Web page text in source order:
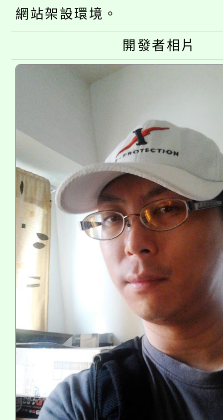
程，歡迎學生輔導中心
心理、諮商輔導、社會
系所師生報名參加。
縣市「校園短影音徵選
門員」簡章及活動海報
踴躍報名參加。
桃園市115學年度學生
「桃園市補助參觀特色
展演活動實施計畫」
115年度「教育部表揚
義教育推展貢獻獎」
網站架設環境。
開發者相片